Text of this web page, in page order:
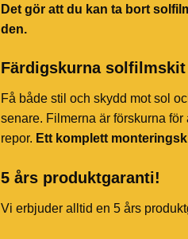
Det gör att du kan ta bort
den.
Färdigskurna
Få både stil och skydd mot sol
senare. Filmerna är förskurna
repor. Ett komplett
5 års produktgaranti!
Vi erbjuder alltid en 5 års